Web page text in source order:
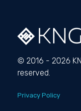
© 2016 - 2026
reserved.
Privacy Policy